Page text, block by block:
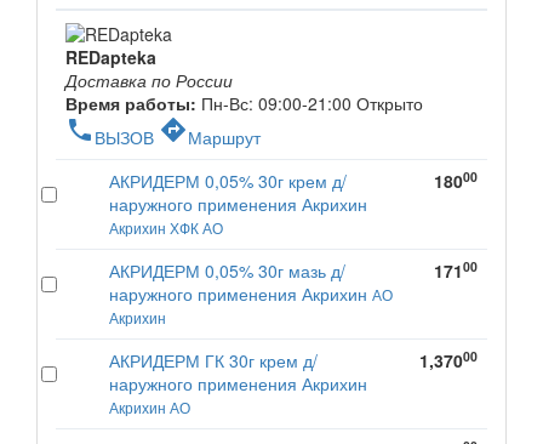
REDapteka
Доставка по России
Время работы: Пн-Вс: 09:00-21:00 Открыто
phone ВЫЗОВ directionsМаршрут
АКРИДЕРМ 0,05% 30г крем д/
наружного применения Акрихин
Акрихин ХФК АО
18000
АКРИДЕРМ 0,05% 30г мазь д/
наружного применения Акрихин АО
Акрихин
17100
АКРИДЕРМ ГК 30г крем д/
наружного применения Акрихин
Акрихин АО
1,37000